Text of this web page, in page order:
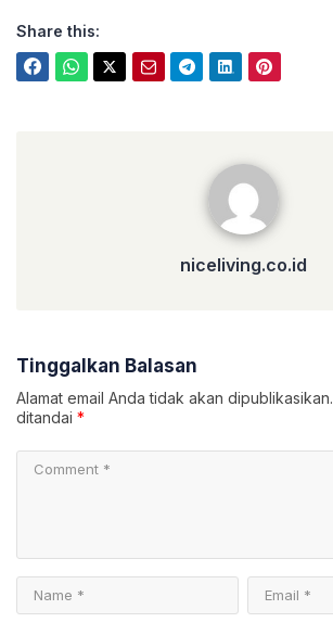
Share this:
niceliving.co.id
Tinggalkan Balasan
Alamat email Anda tidak akan dipublikasikan.
ditandai *